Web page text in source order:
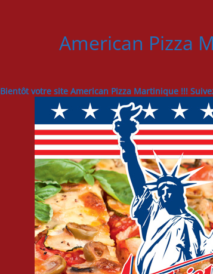
American Pizza
Bientôt votre site American Pizza Martinique !!!